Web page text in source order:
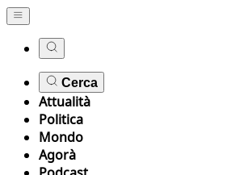
Cerca
Attualità
Politica
Mondo
Agorà